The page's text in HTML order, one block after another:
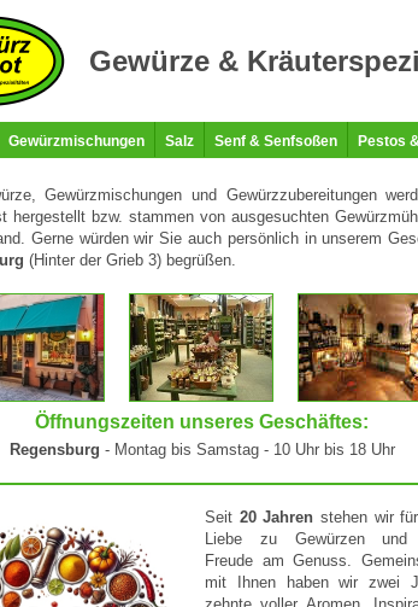
Gewürze &
Gewürzmischungen Salz Senf & Senfsoßen Pestos
Gewürzmischungen und Gewürzzubereitungen
hergestellt bzw. stammen von ausgesuchten
Gerne würden wir Sie auch persönlich in unserem
(Hinter der Grieb 3) begrüßen.
Öffnungszeiten unseres Geschäftes:
Regensburg - Montag bis Samstag - 10 Uhr bis 18 Uhr
Seit 20 Jahren stehen wir
Liebe zu Gewürzen und
Freude am Genuss.
mit Ihnen haben wir zwei